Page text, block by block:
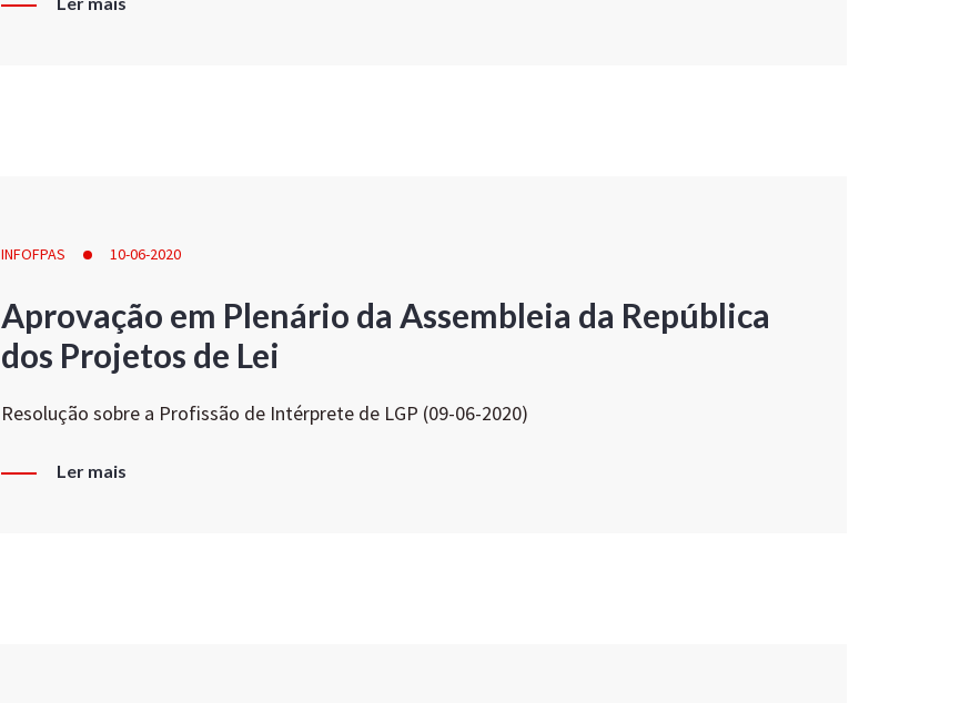
INFOFPAS 10-06-2020
Aprovação em Plenário da Assembleia da República
dos Projetos de Lei
Resolução sobre a Profissão de Intérprete de LGP (09-06-2020)
Ler mais